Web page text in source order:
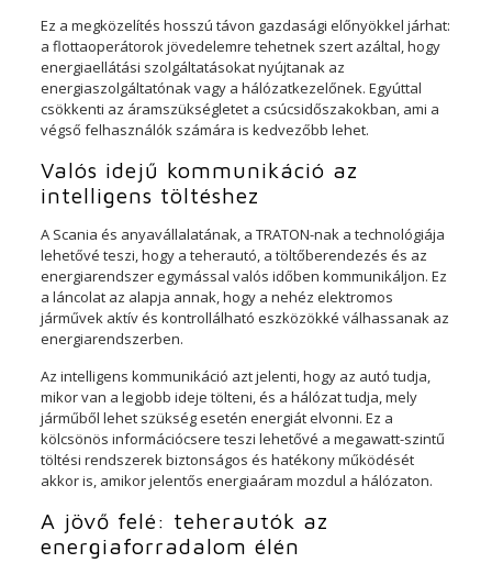
Ez a megközelítés hosszú távon gazdasági előnyökkel járhat:
a flottaoperátorok jövedelemre tehetnek szert azáltal, hogy
energiaellátási szolgáltatásokat nyújtanak az
energiaszolgáltatónak vagy a hálózatkezelőnek. Egyúttal
csökkenti az áramszükségletet a csúcsidőszakokban, ami a
végső felhasználók számára is kedvezőbb lehet.
Valós idejű kommunikáció az
intelligens töltéshez
A Scania és anyavállalatának, a TRATON-nak a technológiája
lehetővé teszi, hogy a teherautó, a töltőberendezés és az
energiarendszer egymással valós időben kommunikáljon. Ez
a láncolat az alapja annak, hogy a nehéz elektromos
járművek aktív és kontrollálható eszközökké válhassanak az
energiarendszerben.
Az intelligens kommunikáció azt jelenti, hogy az autó tudja,
mikor van a legjobb ideje tölteni, és a hálózat tudja, mely
járműből lehet szükség esetén energiát elvonni. Ez a
kölcsönös információcsere teszi lehetővé a megawatt-szintű
töltési rendszerek biztonságos és hatékony működését
akkor is, amikor jelentős energiaáram mozdul a hálózaton.
A jövő felé: teherautók az
energiaforradalom élén